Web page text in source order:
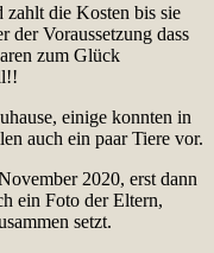
die Kosten bis sie
der Voraussetzung dass
zum Glück
einige konnten in
auch ein paar Tiere vor.
2020, erst dann
ein Foto der Eltern,
setzt.